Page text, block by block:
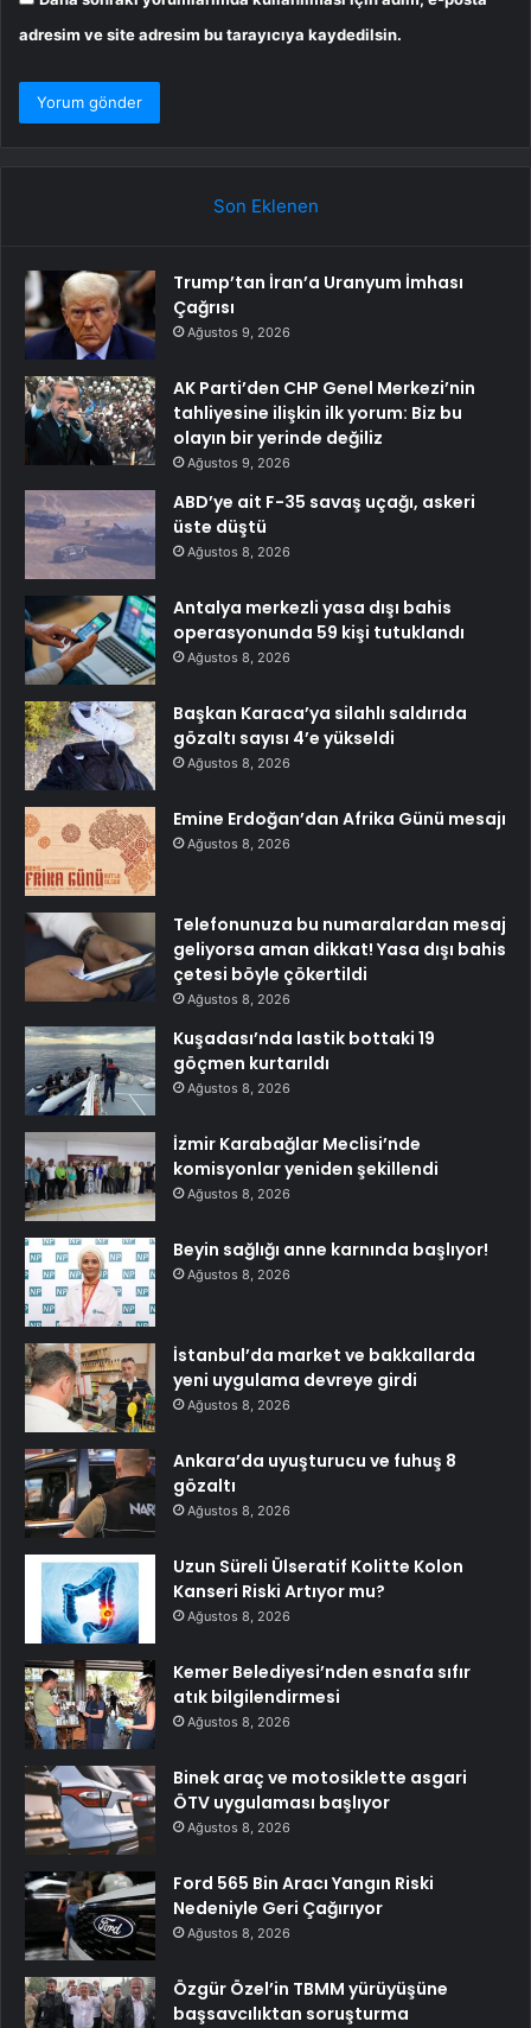
adresim ve site adresim bu tarayıcıya kaydedilsin.
Son Eklenen
Trump’tan İran’a Uranyum İmhası
Çağrısı
Ağustos 9, 2026
AK Parti’den CHP Genel Merkezi’nin
tahliyesine ilişkin ilk yorum: Biz bu
olayın bir yerinde değiliz
Ağustos 9, 2026
ABD’ye ait F-35 savaş uçağı, askeri
üste düştü
Ağustos 8, 2026
Antalya merkezli yasa dışı bahis
operasyonunda 59 kişi tutuklandı
Ağustos 8, 2026
Başkan Karaca’ya silahlı saldırıda
gözaltı sayısı 4’e yükseldi
Ağustos 8, 2026
Emine Erdoğan’dan Afrika Günü mesajı
Ağustos 8, 2026
Telefonunuza bu numaralardan mesaj
geliyorsa aman dikkat! Yasa dışı bahis
çetesi böyle çökertildi
Ağustos 8, 2026
Kuşadası’nda lastik bottaki 19
göçmen kurtarıldı
Ağustos 8, 2026
İzmir Karabağlar Meclisi’nde
komisyonlar yeniden şekillendi
Ağustos 8, 2026
Beyin sağlığı anne karnında başlıyor!
Ağustos 8, 2026
İstanbul’da market ve bakkallarda
yeni uygulama devreye girdi
Ağustos 8, 2026
Ankara’da uyuşturucu ve fuhuş 8
gözaltı
Ağustos 8, 2026
Uzun Süreli Ülseratif Kolitte Kolon
Kanseri Riski Artıyor mu?
Ağustos 8, 2026
Kemer Belediyesi’nden esnafa sıfır
atık bilgilendirmesi
Ağustos 8, 2026
Binek araç ve motosiklette asgari
ÖTV uygulaması başlıyor
Ağustos 8, 2026
Ford 565 Bin Aracı Yangın Riski
Nedeniyle Geri Çağırıyor
Ağustos 8, 2026
Özgür Özel’in TBMM yürüyüşüne
başsavcılıktan soruşturma